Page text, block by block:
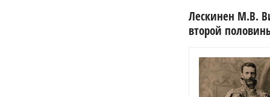
Лескинен М.В.
второй